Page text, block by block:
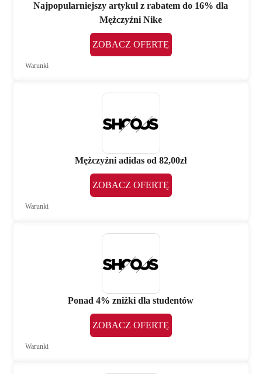
Najpopularniejszy artykuł z rabatem do 16% dla
Mężczyźni Nike
ZOBACZ OFERTĘ
Warunki
Mężczyźni adidas od 82,00zł
ZOBACZ OFERTĘ
Warunki
Ponad 4% zniżki dla studentów
ZOBACZ OFERTĘ
Warunki